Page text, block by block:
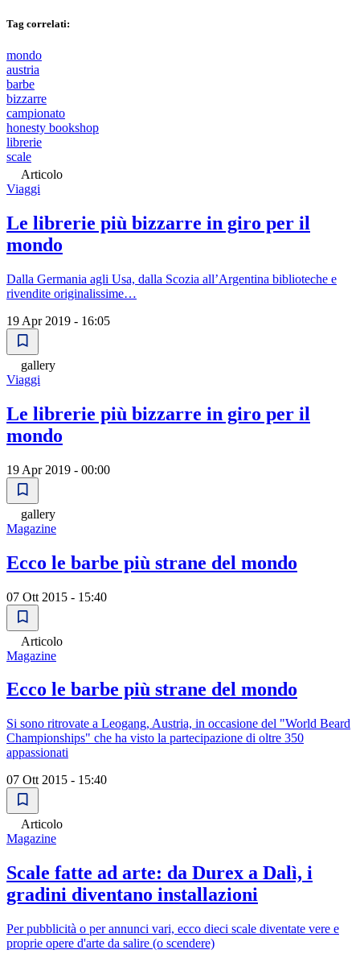
Tag correlati:
mondo
austria
barbe
bizzarre
campionato
honesty bookshop
librerie
scale
Articolo
Viaggi
Le librerie più bizzarre in giro per il
mondo
Dalla Germania agli Usa, dalla Scozia all’Argentina biblioteche e
rivendite originalissime…
19 Apr 2019 - 16:05
gallery
Viaggi
Le librerie più bizzarre in giro per il
mondo
19 Apr 2019 - 00:00
gallery
Magazine
Ecco le barbe più strane del mondo
07 Ott 2015 - 15:40
Articolo
Magazine
Ecco le barbe più strane del mondo
Si sono ritrovate a Leogang, Austria, in occasione del "World Beard
Championships" che ha visto la partecipazione di oltre 350
appassionati
07 Ott 2015 - 15:40
Articolo
Magazine
Scale fatte ad arte: da Durex a Dalì, i
gradini diventano installazioni
Per pubblicità o per annunci vari, ecco dieci scale diventate vere e
proprie opere d'arte da salire (o scendere)